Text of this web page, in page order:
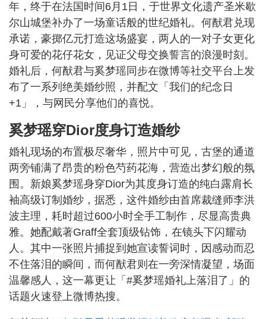
年，终于在法国时间6月1日，于世界文化遗产圣米歇
尔山城堡补办了一场童话般的世纪婚礼。何猷君兑现
承诺，豪掷亿元打造这场盛宴，两人的一对子女更化
身可爱的花仔花女，见证父母交换誓言的浪漫时刻。
婚礼后，何猷君与奚梦瑶同步在微博等社交平台上发
布了一系列绝美婚纱照，并配文「我们的纪念日
+1」，与网民分享他们的喜悦。
奚梦瑶穿Dior度身订造婚纱
婚礼现场的布置极尽奢华，照片中可见，古堡的通道
两旁铺满了昂贵的粉色芍药花海，营造出梦幻般的氛
围。新娘奚梦瑶身穿Dior为其度身订造的纯白露肩长
袖高级订制婚纱，据悉，这件婚纱由首席裁缝师李洪
波主理，耗时超过600小时全手工制作，尽显高贵典
雅。她配戴著Graff全套顶级钻饰，在镜头下闪耀动
人。其中一张照片捕捉到她宣读誓词时，因感动而忍
不住落泪的瞬间，而何猷君则在一旁深情凝望，场面
温馨感人，这一幕更让「#奚梦瑶婚礼上落泪了」的
话题火速登上微博热搜。